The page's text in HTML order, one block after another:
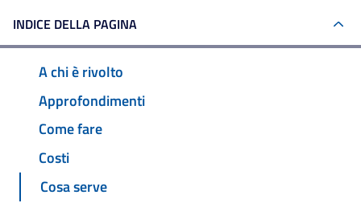
INDICE DELLA PAGINA
A chi è rivolto
Approfondimenti
Come fare
Costi
Cosa serve